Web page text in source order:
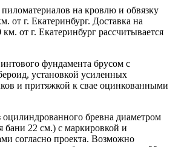
на кровлю и обвязку
от г. Екатеринбург. Доставка на
км. от г. Екатеринбург рассчитывается
фундамента брусом с
установкой усиленных
и притяжкой к свае оцинкованными
бревна диаметром
бани 22 см.) с маркировкой и
согласно проекта. Возможно